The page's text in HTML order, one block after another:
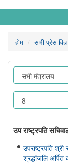
होम सभी प्रेस
उप राष्ट्रपति
उपराष्ट्रपति
श्रद्धांजलि अर्पित